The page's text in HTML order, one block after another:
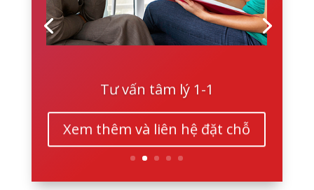
Tư vấn tâm lý 1-1
Xem thêm và liên hệ đặt chỗ